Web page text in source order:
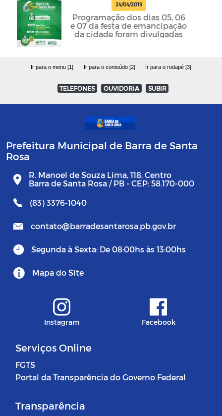
24/04/2019
Programação dos dias 05, 06
e 07 da festa de emancipação
da cidade foram divulgadas
Ir para o menu [1] Ir para o conteúdo [2] Ir para o rodapé [3]
TELEFONES OUVIDORIA SUBIR
Prefeitura Municipal de Barra de Santa
Rosa
R. Manoel de Souza Lima, 118, Centro
Barra de Santa Rosa / PB - CEP: 58.170-000
(83) 3376-1040
contato@barradesantarosa.pb.gov.br
Segunda à Sexta: De 08:00hs às 13:00hs
Mapa do Site
Instagram Facebook
Serviços Online
FGTS
Portal da Transparência do Governo Federal
Transparência